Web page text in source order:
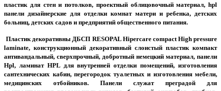
пластик для стен и потолков, проектный облицовочный материал, hpl
панели дизайнерские для отделки комнат матери и ребенка, детских
больниц, детских садов и предприятий общественного питания.
Пластик декоративны ДБСП RESOPAL Hipercare compact High pressure
laminate, конструкционный декоративный слоистый пластик компакт
антивандальный, сверхпрочный, добротный немецкий материал, панели
Hpl, ламинат HPL для внутренней отделки помещений, изготовления
сантехнических кабин, перегородок туалетных и изготовления мебели,
медицинских отбойников. Панели служат преградой для